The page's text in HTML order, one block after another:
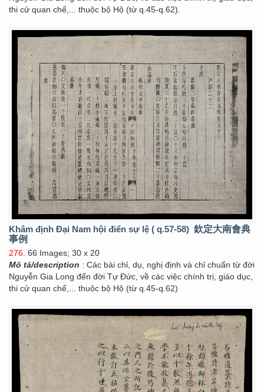
thi cử quan chế,... thuộc bộ Hộ (từ q.45-q.62).
Khâm định Đại Nam hội điển sự lệ ( q.57-58) 欽定大南會典
事例
276 . 66 Images; 30 x 20
Mô tả/description : Các bài chỉ, dụ, nghị định và chỉ chuẩn từ đời
Nguyễn Gia Long đến đời Tự Đức, về các việc chính trị, giáo dục,
thi cử quan chế,... thuộc bộ Hộ (từ q.45-q.62)